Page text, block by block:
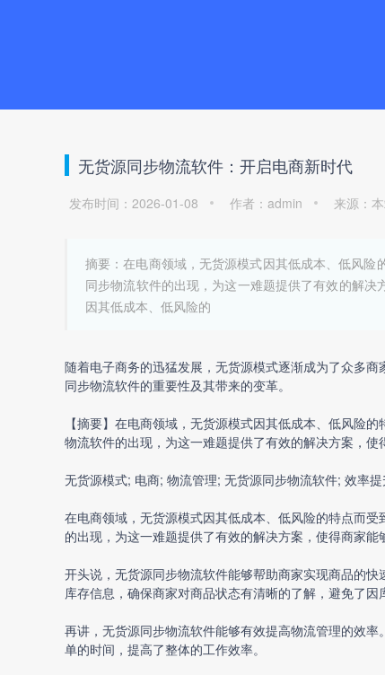
无货源同步物流软件：开启电商新时代
发布时间：2026-01-08 作者：admin 来源：
摘要：在电商领域，无货源模式因其低成本、低风
同步物流软件的出现，为这一难题提供了有效的解
因其低成本、低风险的
随着电子商务的迅猛发展，无货源模式逐渐成为了众多
同步物流软件的重要性及其带来的变革。
【摘要】在电商领域，无货源模式因其低成本、低风险
物流软件的出现，为这一难题提供了有效的解决方案，使
无货源模式; 电商; 物流管理; 无货源同步物流软件; 效率
在电商领域，无货源模式因其低成本、低风险的特点而
的出现，为这一难题提供了有效的解决方案，使得商家能
开头说， 无货源同步物流软件能够帮助商家实现商品的
库存信息，确保商家对商品状态有清晰的了解，避免了因
再讲， 无货源同步物流软件能够有效提高物流管理的效
单的时间，提高了整体的工作效率。